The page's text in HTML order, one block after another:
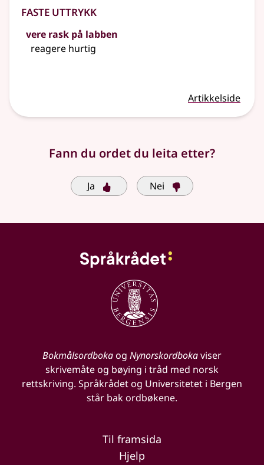
Faste uttrykk
vere rask på labben
reagere hurtig
Artikkelside
Fann du ordet du leita etter?
Ja Nei
Bokmålsordbokaog Nynorskordbokaviser
skrivemåte og bøying i tråd med norsk
rettskriving. Språkrådet og Universitetet i Bergen
står bak ordbøkene.
Til framsida
Hjelp